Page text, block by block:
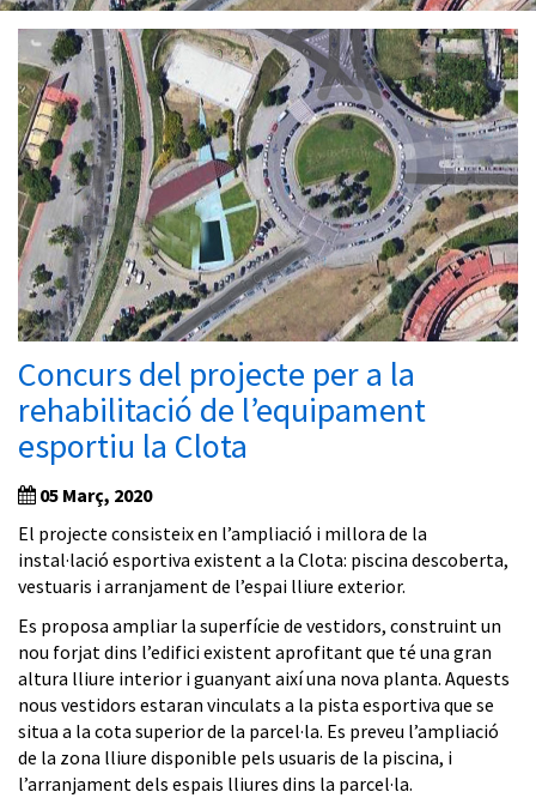
Concurs del projecte per a la
rehabilitació de l’equipament
esportiu la Clota
05 Març, 2020
El projecte consisteix en l’ampliació i millora de la
instal·lació esportiva existent a la Clota: piscina descoberta,
vestuaris i arranjament de l’espai lliure exterior.
Es proposa ampliar la superfície de vestidors, construint un
nou forjat dins l’edifici existent aprofitant que té una gran
altura lliure interior i guanyant així una nova planta. Aquests
nous vestidors estaran vinculats a la pista esportiva que se
situa a la cota superior de la parcel·la. Es preveu l’ampliació
de la zona lliure disponible pels usuaris de la piscina, i
l’arranjament dels espais lliures dins la parcel·la.